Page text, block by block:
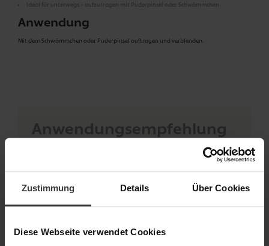
Zustimmung Details Über Cookies
Diese Webseite verwendet Cookies
Ideal für unterwegs – aufzutragen mit Puderpinsel oder Schwämmchen
Anwendung
Mit dem Schwämmchen oder Puderpinsel auftragen und verblenden.
Anwendungsempfehlung
Wählen Sie die Deckkraft ganz nach Wunsch: Für ein leicht mattierendes
Finish mit dem Puderpinsel über Stirn, Nase und Kinn streichen. Mehr
Deckkraft erzielen Sie mit einem trockenen Schwämmchen – bitte das
das Schwämmchen leicht anfeuchten und das Puder ebenfalls auftupfen.
wieder verschließen.